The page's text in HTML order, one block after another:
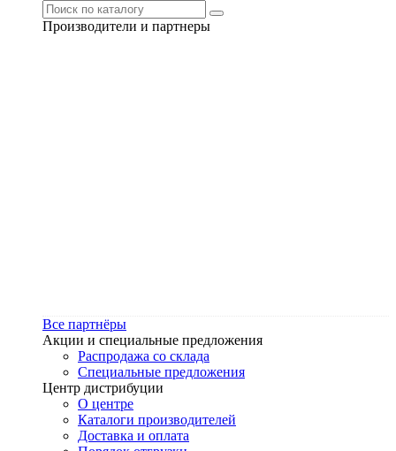
Производители и партнеры
Все партнёры
Акции и специальные предложения
Распродажа со склада
Специальные предложения
Центр дистрибуции
О центре
Каталоги производителей
Доставка и оплата